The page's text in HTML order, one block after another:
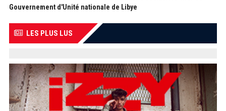
Gouvernement d'Unité nationale de Libye
LES PLUS LUS